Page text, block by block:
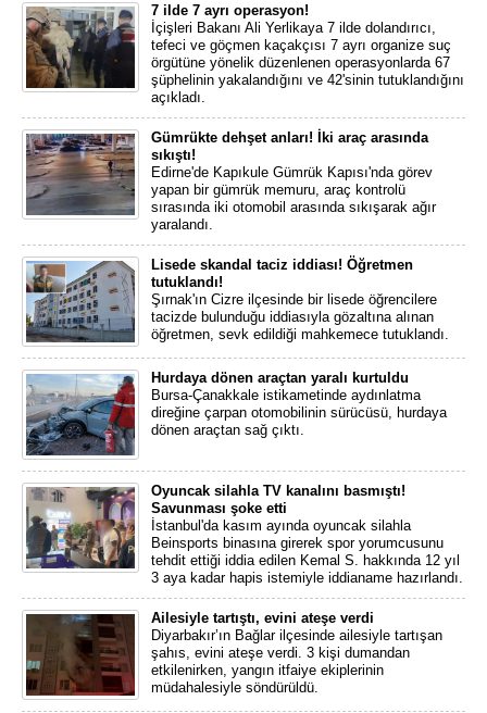
7 ilde 7 ayrı operasyon!
İçişleri Bakanı Ali Yerlikaya 7 ilde dolandırıcı,
tefeci ve göçmen kaçakçısı 7 ayrı organize suç
örgütüne yönelik düzenlenen operasyonlarda 67
şüphelinin yakalandığını ve 42'sinin tutuklandığını
açıkladı.
Gümrükte dehşet anları! İki araç arasında
sıkıştı!
Edirne'de Kapıkule Gümrük Kapısı'nda görev
yapan bir gümrük memuru, araç kontrolü
sırasında iki otomobil arasında sıkışarak ağır
yaralandı.
Lisede skandal taciz iddiası! Öğretmen
tutuklandı!
Şırnak'ın Cizre ilçesinde bir lisede öğrencilere
tacizde bulunduğu iddiasıyla gözaltına alınan
öğretmen, sevk edildiği mahkemece tutuklandı.
Hurdaya dönen araçtan yaralı kurtuldu
Bursa-Çanakkale istikametinde aydınlatma
direğine çarpan otomobilinin sürücüsü, hurdaya
dönen araçtan sağ çıktı.
Oyuncak silahla TV kanalını basmıştı!
Savunması şoke etti
İstanbul'da kasım ayında oyuncak silahla
Beinsports binasına girerek spor yorumcusunu
tehdit ettiği iddia edilen Kemal S. hakkında 12 yıl
3 aya kadar hapis istemiyle iddianame hazırlandı.
Ailesiyle tartıştı, evini ateşe verdi
Diyarbakır’ın Bağlar ilçesinde ailesiyle tartışan
şahıs, evini ateşe verdi. 3 kişi dumandan
etkilenirken, yangın itfaiye ekiplerinin
müdahalesiyle söndürüldü.